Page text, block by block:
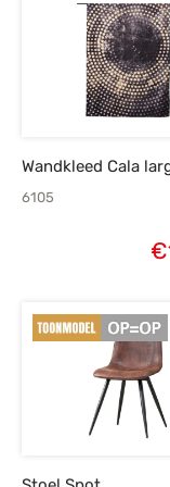
Wandkleed Cala
6105
€